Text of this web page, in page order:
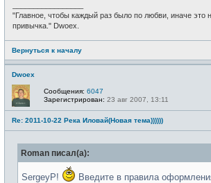
"Главное, чтобы каждый раз было по любви, иначе это
привычка." Dwoex.
Вернуться к началу
Dwoex
Сообщения: 6047
Зарегистрирован: 23 авг 2007, 13:11
Re: 2011-10-22 Река Иловай(Новая тема))))))
Roman писал(а):
SergeyP!
Введите в правила